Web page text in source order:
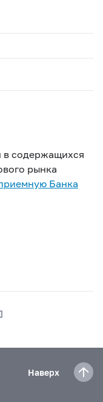
в содержащихся
рынка
Банка
Наверх